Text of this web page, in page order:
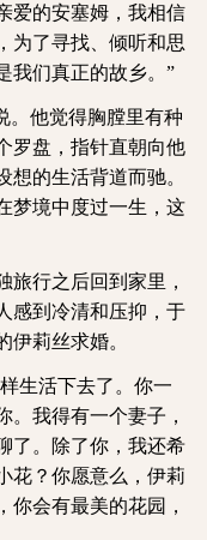
爱的安塞姆，我相信
为了寻找、倾听和思
我们真正的故乡。”
。他觉得胸膛里有种
罗盘，指针直朝向他
的生活背道而驰。
梦境中度过一生，这
旅行之后回到家里，
感到冷清和压抑，于
伊莉丝求婚。
生活下去了。你一
。我得有一个妻子，
了。除了你，我还希
花？你愿意么，伊莉
你会有最美的花园，